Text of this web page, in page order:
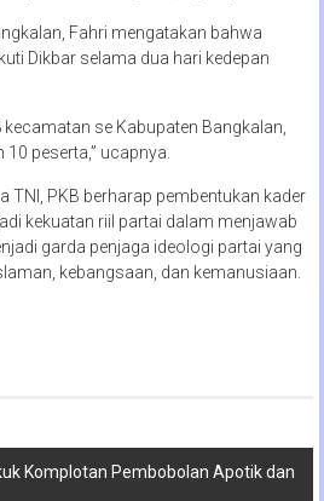
Fahri mengatakan bahwa
Dikbar selama dua hari kedepan
se Kabupaten Bangkalan,
peserta,” ucapnya.
TNI, PKB berharap pembentukan kader
kekuatan riil partai dalam menjawab
garda penjaga ideologi partai yang
kebangsaan, dan kemanusiaan.
Komplotan Pembobolan Apotik dan